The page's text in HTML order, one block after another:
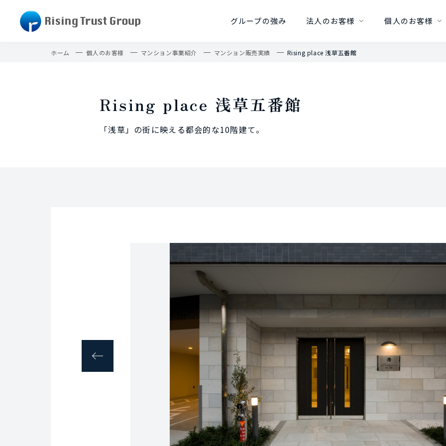
グループの強み 法人のお客様 個人のお客様
ホーム 個人のお客様 マンション事業紹介 マンション販売実績 Rising place 浅草五番館
Rising place 浅草五番館
「浅草」の街に映える都会的な10階建て。